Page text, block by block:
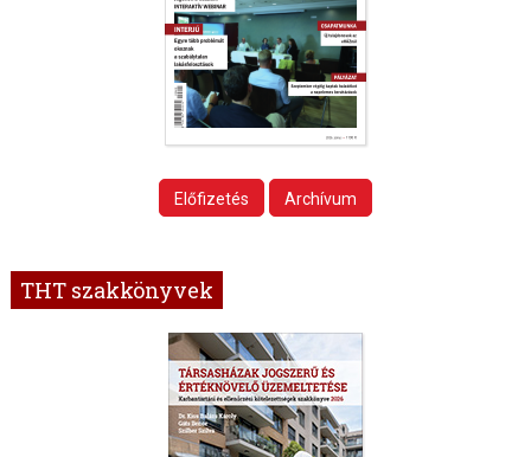
Előfizetés Archívum
THT szakkönyvek